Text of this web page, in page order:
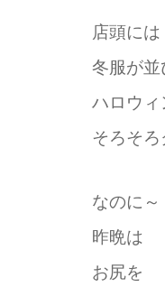
店頭には
冬服が並
ハロウィ
そろそろ
なのに～
昨晩は
お尻を